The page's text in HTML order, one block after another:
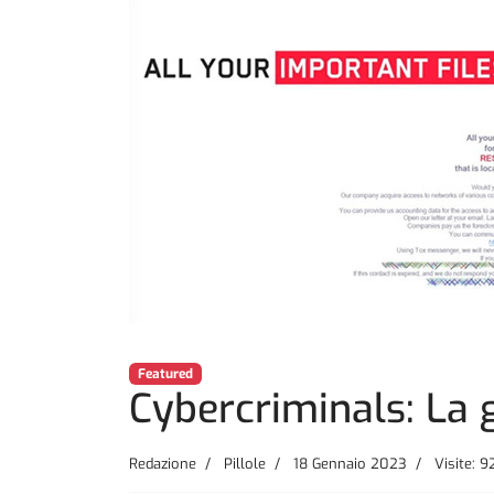
Featured
Cybercriminals: La
Redazione Pillole 18 Gennaio 2023 Visite: